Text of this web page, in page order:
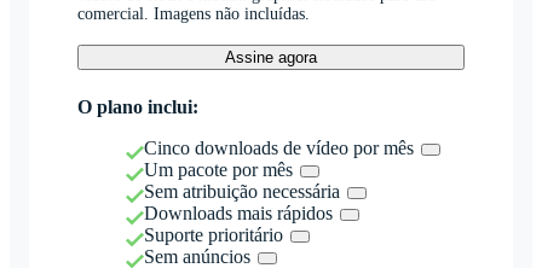
comercial. Imagens não incluídas.
Assine agora
O plano inclui:
Cinco downloads de vídeo por mês
Um pacote por mês
Sem atribuição necessária
Downloads mais rápidos
Suporte prioritário
Sem anúncios